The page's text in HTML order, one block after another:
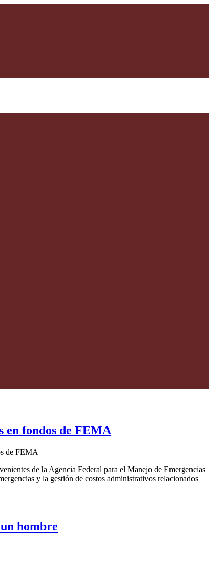
en fondos de FEMA
de FEMA
de la Agencia Federal para el Manejo de Emergencias
y la gestión de costos administrativos relacionados
hombre